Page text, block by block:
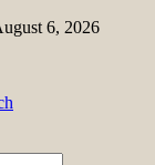
6, 2026
Politik, Kultur &